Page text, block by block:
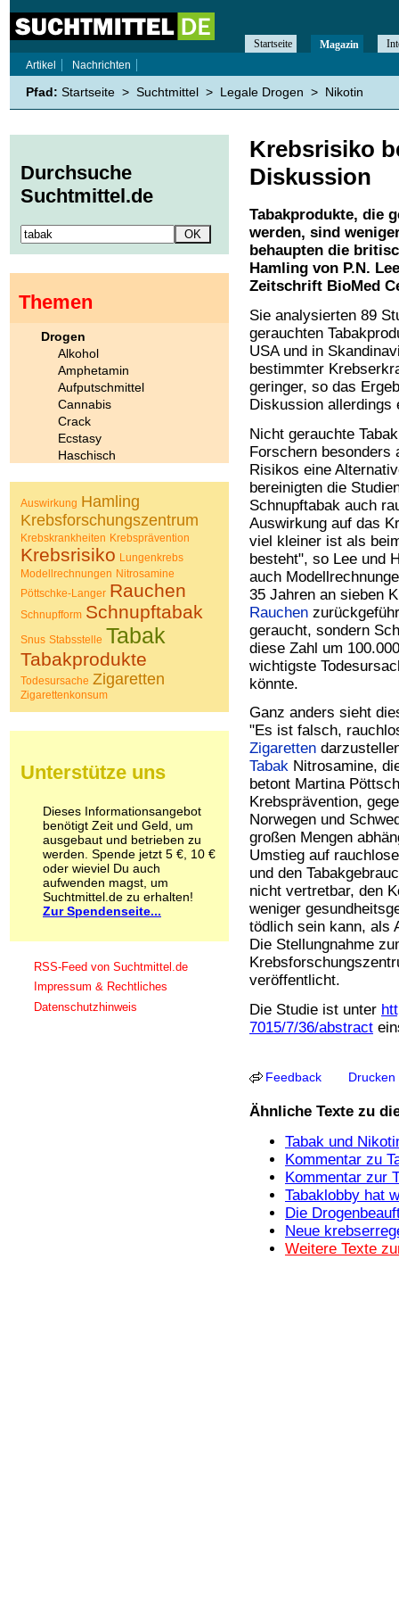
Krebsrisiko
Diskussion
Tabakprodukte, die
werden, sind
behaupten die
Hamling von P.N.
Zeitschrift BioMed
Sie analysierten 89
gerauchten
USA und in
bestimmter
geringer, so das
Diskussion allerdings
Nicht gerauchte
Forschern besonders
Risikos eine
bereinigten die
Schnupftabak auch
Auswirkung auf das
viel kleiner ist als
besteht", so Lee und
auch
35 Jahren an sieben
Rauchen
geraucht, sondern
diese Zahl um
wichtigste
könnte.
Ganz anders sieht
"Es ist falsch,
Zigaretten
Tabak Nitrosamine,
betont Martina
Krebsprävention,
Norwegen und
großen Mengen
Umstieg auf
und den
nicht vertretbar, den
weniger
tödlich sein kann, als
Die Stellungnahme
veröffentlicht.
Die Studie ist unter
7015/7/36/abstract
Feedback Drucken
Ähnliche Texte zu
Tabak und
Kommentar zu
Kommentar zur
Tabaklobby hat
Die
Neue
Weitere Texte
Startseite Magazin
Artikel
Nachrichten
Pfad: Startseite > Suchtmittel > Legale Drogen > Nikotin
Durchsuche
Suchtmittel.de
Themen
Drogen
Alkohol
Amphetamin
Aufputschmittel
Cannabis
Crack
Ecstasy
Haschisch
Koffein
Kokain
Lachgas
LSD
Marihuana
Medikamente
Meskalin
Metamphetamin
Methadon
Morphin
Muskatnuss
Nikotin
Opium
Schlafmittel
Schnüffelstoffe
Spice
Sucht / Süchte
Alkoholsucht
Arbeitssucht
Co-Abhängigkeit
Computersucht
Fernsehsucht
Fresssucht
Kaufsucht
Auswirkung Hamling
Krebsforschungszentrum
Krebskrankheiten Krebsprävention
Krebsrisiko Lungenkrebs
Modellrechnungen Nitrosamine
Pöttschke-Langer Rauchen
Schnupfform Schnupftabak
Snus Stabsstelle Tabak
Tabakprodukte
Todesursache Zigaretten
Zigarettenkonsum
Unterstütze uns
Dieses Informationsangebot
benötigt Zeit und Geld, um
ausgebaut und betrieben zu
werden. Spende jetzt 5 €, 10 €
oder wieviel Du auch
aufwenden magst, um
Suchtmittel.de zu erhalten!
Zur Spendenseite...
RSS-Feed von Suchtmittel.de
Impressum & Rechtliches
Datenschutzhinweis